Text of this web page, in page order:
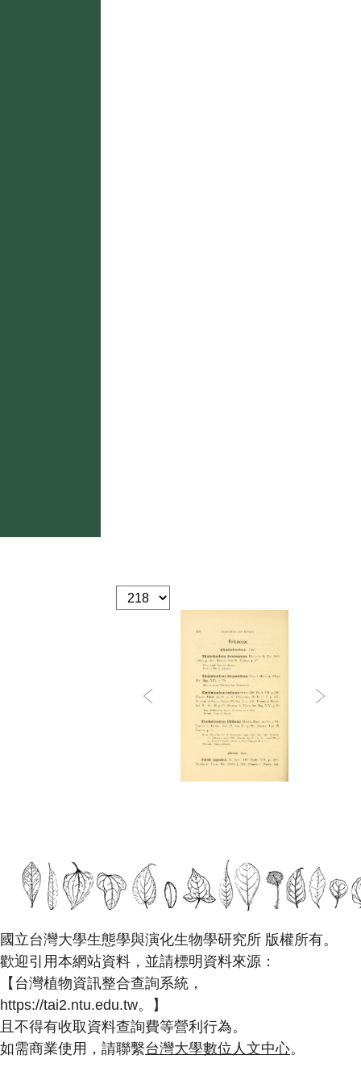
國立台灣大學生態學與演化生物學研究所 版權所有。
歡迎引用本網站資料，並請標明資料來源：
【台灣植物資訊整合查詢系統，
https://tai2.ntu.edu.tw。】
且不得有收取資料查詢費等營利行為。
如需商業使用，請聯繫台灣大學數位人文中心。